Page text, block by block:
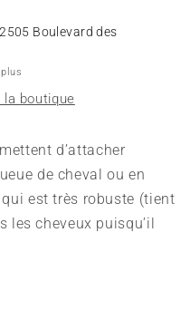
2505 Boulevard des
boutique
d’attacher
de cheval ou en
est très robuste (tient
cheveux puisqu’il